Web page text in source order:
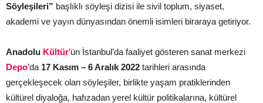
Söyleşileri” başlıklı söyleşi dizisi ile sivil toplum, siyaset,
akademi ve yayın dünyasından önemli isimleri biraraya getiriyor.
Anadolu Kültür’ün İstanbul’da faaliyet gösteren sanat merkezi
Depo’da 17 Kasım – 6 Aralık 2022 tarihleri arasında
gerçekleşecek olan söyleşiler, birlikte yaşam pratiklerinden
kültürel diyaloğa, hafızadan yerel kültür politikalarına, kültürel